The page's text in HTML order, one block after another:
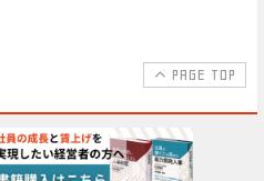
PAGE TOP